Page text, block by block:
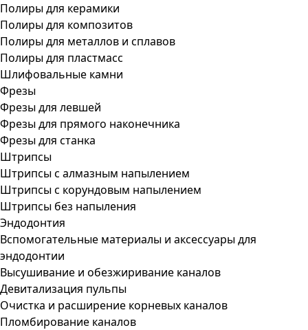
Полиры для керамики
Полиры для композитов
Полиры для металлов и сплавов
Полиры для пластмасс
Шлифовальные камни
Фрезы
Фрезы для левшей
Фрезы для прямого наконечника
Фрезы для станка
Штрипсы
Штрипсы c алмазным напылением
Штрипсы c корундовым напылением
Штрипсы без напыления
Эндодонтия
Вспомогательные материалы и аксессуары для
эндодонтии
Высушивание и обезжиривание каналов
Девитализация пульпы
Очистка и расширение корневых каналов
Пломбирование каналов